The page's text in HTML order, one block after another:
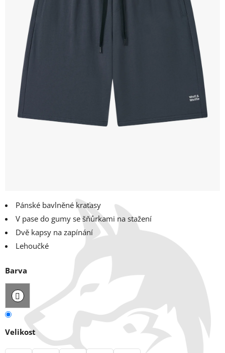
Pánské bavlněné kraťasy
V pase do gumy se šňůrkami na stažení
Dvě kapsy na zapínání
Lehoučké
Barva
Velikost